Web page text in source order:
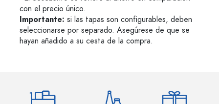
con el precio único.
Importante: si las tapas son configurables, deben
seleccionarse por separado. Asegúrese de que se
hayan añadido a su cesta de la compra.